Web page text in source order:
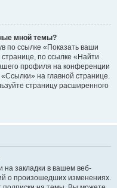
мной темы?
по ссылке «Показать ваши
по ссылке «Найти
профиля на конференции
на главной странице.
страницу расширенного
на закладки в вашем веб-
о произошедших изменениях.